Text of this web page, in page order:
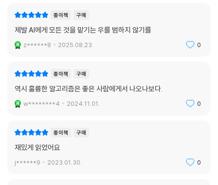
작동하는가 하는 기술적인 지식은 물론이고, 이런 기술의 발전은 기술만이
홀로 앞서는 것이 아니라 경제·사회·법의 측면에서 발맞출 때 비로소 빛을
발한다는 것 역시 절감하게 된다. 나아가 급격하게 변화하는 시대에 적응
하며 지혜롭게 살아갈 수 있는 통찰까지 얻을 수 있을 것이다.
내 삶에 교양과 품격을 더해줄 지식 아카이브, ‘서가명강’
서울대 학생들이 듣는 인기 강의를 일반인들도 듣고 배울 수 있다면?
* 서울대생들이 듣는 강의를 들을 수 있어서 좋았다!
* 살아가는 데 진짜 필요한 공부였다!
서가명강(서울대 가지 않아도 들을 수 있는 명강의)은 대한민국 최고의 명
문대학인 서울대학교 강의를 엮은 시리즈로, 현직 서울대 교수들의 유익하
종이책 구매
제발 AI에게 모든 것을 맡기는 우를 범하지 않기를
z******8 2025.08.23. 0
종이책 구매
역시 훌륭한 알고리즘은 좋은 사람에게서 나오나보다.
w********4 2024.11.01. 0
종이책 구매
재밌게 읽었어요
j******9 2023.01.30. 0